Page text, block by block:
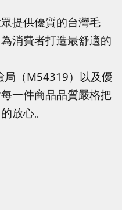
提供優質的台灣毛
消費者打造最舒適的
局（M54319）以及優
一件商品品質嚴格把
放心。